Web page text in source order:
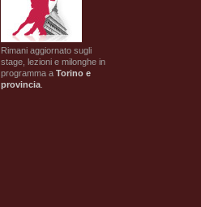
Rimani aggiornato sugli
stage, lezioni e milonghe in
programma a Torino e
provincia